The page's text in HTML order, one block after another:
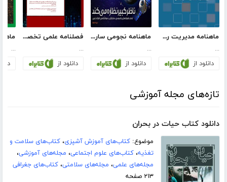
ماهنامه مدیریت رسانه - شماره 8
...
دانلود از
ماهنامه نجومی ساروس - شماره 23
...
دانلود از
فصلنامه علمی تخصصی پژوهش در حسابداری و علوم اقتصادی - شماره 10 - جلد یک
...
دانلود از
...
تازه‌های مجله آموزشی
دانلود کتاب حیات در بحران
موضوع:کتاب‌های آموزش آشپزی،کتاب‌های سلامت و
تغذیه،کتاب‌های علوم اجتماعی، مجله‌های آموزشی،
مجله‌های علمی، مجله‌های سلامتی،کتاب‌های جغرافی
۲۱۳ صفحه